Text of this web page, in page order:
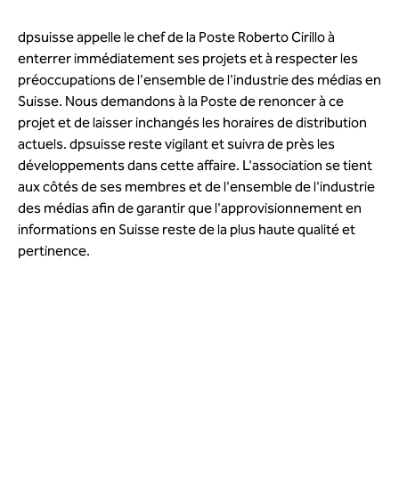
dpsuisse appelle le chef de la Poste Roberto Cirillo à
enterrer immédiatement ses projets et à respecter les
préoccupations de l'ensemble de l'industrie des médias en
Suisse. Nous demandons à la Poste de renoncer à ce
projet et de laisser inchangés les horaires de distribution
actuels. dpsuisse reste vigilant et suivra de près les
développements dans cette affaire. L'association se tient
aux côtés de ses membres et de l'ensemble de l'industrie
des médias afin de garantir que l'approvisionnement en
informations en Suisse reste de la plus haute qualité et
pertinence.